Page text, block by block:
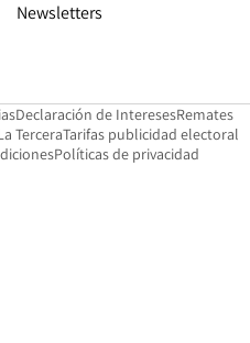
Newsletters
Opens in new window
Declaración de InteresesOpens in
Remates
TerceraOpens in new window
Tarifas publicidad electoral
Políticas de privacidad